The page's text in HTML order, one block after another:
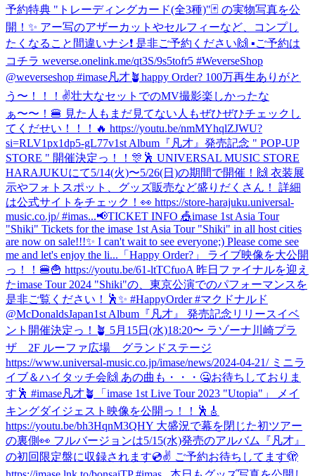
予約特典 "トレーディングカード(全3種)"🃏 の実物写真を公
開！✨ アー写のアザーカットやセルフィーなど、コンプし
たくなること間違いナシ❗️ 是非ご予約ください🙌 ▪︎ご予約は
コチラ weverse.onelink.me/qt3S/9s5tofr5 #WeverseShop
@weverseshop #imase凡才🪴happy Order? 100万再生ありがと
う〜！！！✌️壮大なセットでのMV撮影楽しかったな
ぁ〜〜！🍔 見た人もまだ見てない人もぜひぜひチェックし
てくだせい！！！🔥 https://youtu.be/nmMYhqlZJWU?
si=RLV1px1dp5-gL77v1st Album『凡才』発売記念 " POP-UP
STORE " 開催決定っ！！🎊🕺 UNIVERSAL MUSIC STORE
HARAJUKUにて5/14(火)〜5/26(日)の期間で開催！🙌 衣装展
示やフォトスポット、グッズ販売など盛りだくさん！ 詳細
は公式サイトをチェック！👀 https://store-harajuku.universal-
music.co.jp/ #imas...📢TICKET INFO 🎪imase 1st Asia Tour
"Shiki" Tickets for the imase 1st Asia Tour "Shiki" in all host cities
are now on sale!!!✨ I can't wait to see everyone;) Please come see
me and let's enjoy the li... 「Happy Order?」 ライブ映像を大公開
っ！！🍔🍟 https://youtu.be/61-ltTCfuoA 昨日ファイナルを迎え
たimase Tour 2024 "Shiki"の、東京公演でのパフォーマンスを
是非ご覧ください！🕺✨ #HappyOrder #マクドナルド
@McDonaldsJapan1st Album『凡才』 発売記念リリースイベ
ント開催決定っ！🪴 5月15日(水)18:20〜 ラゾーナ川崎プラ
ザ 2F ルーファ広場 グランドステージ
https://www.universal-music.co.jp/imase/news/2024-04-21/ ミニラ
イブ＆ハイタッチ会🙌 あの曲も・・・🤐お待ちしておりま
す🕺 #imase凡才🪴
「imase 1st Live Tour 2023 "Utopia"」 メイ
キングダイジェスト映像を公開っ！！🕺🎸
https://youtu.be/bh3HqnM3QHY 大盛況で幕を閉じた初ツアー
の裏側👀 フルバージョンは5/15(水)発売のアルバム『凡才』
の初回限定盤に収録されます💿✌️ ご予約お待ちしてます🫣